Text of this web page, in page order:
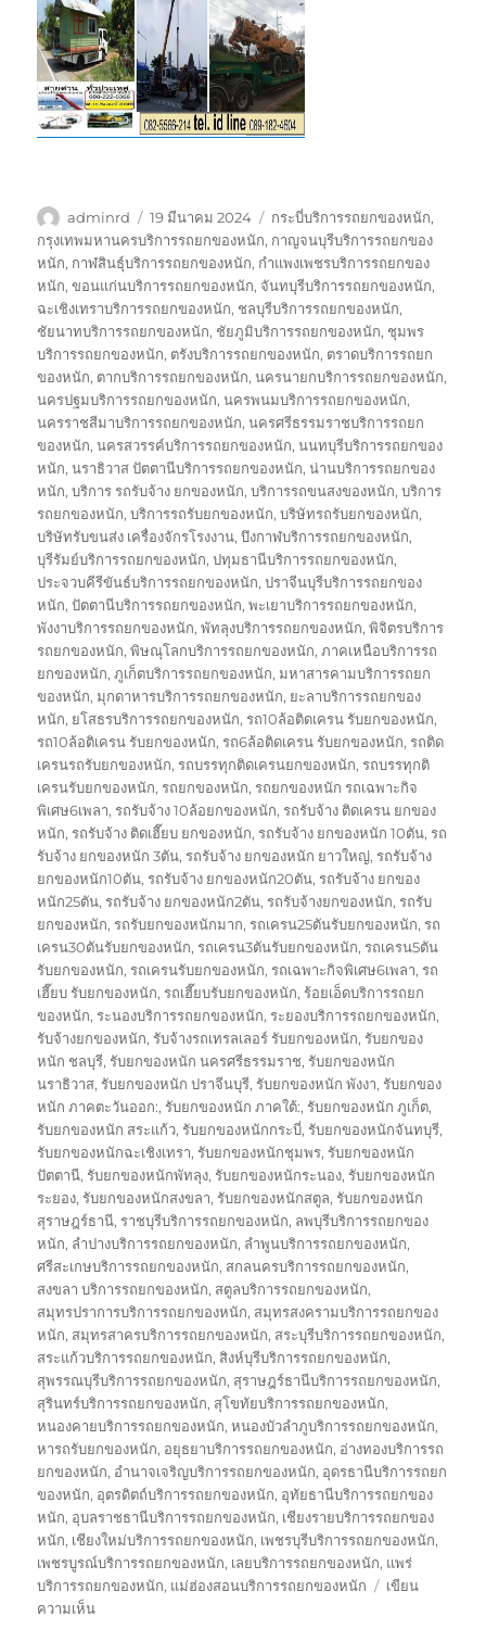
ผู้
เขียน
adminrd
เขียน
เมื่อ
19 มีนาคม 2024
ป้าย
กำกับ
กระบี่บริการรถยกของหนัก,
กรุงเทพมหานครบริการรถยกของหนัก, กาญจนบุรีบริการรถยกของ
หนัก, กาฬสินธุ์บริการรถยกของหนัก, กำแพงเพชรบริการรถยกของ
หนัก,ขอนแก่นบริการรถยกของหนัก, จันทบุรีบริการรถยกของหนัก,
ฉะเชิงเทราบริการรถยกของหนัก, ชลบุรีบริการรถยกของหนัก,
ชัยนาทบริการรถยกของหนัก, ชัยภูมิบริการรถยกของหนัก, ชุมพร
บริการรถยกของหนัก, ตรังบริการรถยกของหนัก, ตราดบริการรถยก
ของหนัก, ตากบริการรถยกของหนัก,นครนายกบริการรถยกของหนัก,
นครปฐมบริการรถยกของหนัก,นครพนมบริการรถยกของหนัก,
นครราชสีมาบริการรถยกของหนัก,นครศรีธรรมราชบริการรถยก
ของหนัก,นครสวรรค์บริการรถยกของหนัก,นนทบุรีบริการรถยกของ
หนัก,นราธิวาส ปัตตานีบริการรถยกของหนัก,น่านบริการรถยกของ
หนัก,บริการ รถรับจ้าง ยกของหนัก,บริการรถขนสงของหนัก,บริการ
รถยกของหนัก,บริการรถรับยกของหนัก,บริษัทรถรับยกของหนัก,
บริษัทรับขนส่ง เครื่องจักรโรงงาน,บึงกาฬบริการรถยกของหนัก,
บุรีรัมย์บริการรถยกของหนัก,ปทุมธานีบริการรถยกของหนัก,
ประจวบคีรีขันธ์บริการรถยกของหนัก,ปราจีนบุรีบริการรถยกของ
หนัก,ปัตตานีบริการรถยกของหนัก,พะเยาบริการรถยกของหนัก,
พังงาบริการรถยกของหนัก,พัทลุงบริการรถยกของหนัก,พิจิตรบริการ
รถยกของหนัก,พิษณุโลกบริการรถยกของหนัก,ภาคเหนือบริการรถ
ยกของหนัก,ภูเก็ตบริการรถยกของหนัก,มหาสารคามบริการรถยก
ของหนัก,มุกดาหารบริการรถยกของหนัก, ยะลาบริการรถยกของ
หนัก, ยโสธรบริการรถยกของหนัก,รถ10ล้อติดเครน รับยกของหนัก,
รถ10ล้อติเครน รับยกของหนัก,รถ6ล้อติดเครน รับยกของหนัก,รถติด
เครนรถรับยกของหนัก,รถบรรทุกติดเครนยกของหนัก,รถบรรทุกติ
เครนรับยกของหนัก,รถยกของหนัก,รถยกของหนัก รถเฉพาะกิจ
พิเศษ6เพลา,รถรับจ้าง 10ล้อยกของหนัก,รถรับจ้าง ติดเครน ยกของ
หนัก,รถรับจ้าง ติดเฮี๊ยบ ยกของหนัก,รถรับจ้าง ยกของหนัก 10ตัน,รถ
รับจ้าง ยกของหนัก 3ตัน,รถรับจ้าง ยกของหนัก ยาวใหญ่,รถรับจ้าง
ยกของหนัก10ตัน,รถรับจ้าง ยกของหนัก20ตัน,รถรับจ้าง ยกของ
หนัก25ตัน,รถรับจ้าง ยกของหนัก2ตัน,รถรับจ้างยกของหนัก,รถรับ
ยกของหนัก,รถรับยกของหนักมาก,รถเครน25ตันรับยกของหนัก,รถ
เครน30ตันรับยกของหนัก,รถเครน3ตันรับยกของหนัก,รถเครน5ตัน
รับยกของหนัก,รถเครนรับยกของหนัก,รถเฉพาะกิจพิเศษ6เพลา,รถ
เฮี๊ยบ รับยกของหนัก,รถเฮี๊ยบรับยกของหนัก,ร้อยเอ็ดบริการรถยก
ของหนัก,ระนองบริการรถยกของหนัก,ระยองบริการรถยกของหนัก,
รับจ้างยกของหนัก,รับจ้างรถเทรลเลอร์ รับยกของหนัก,รับยกของ
หนัก ชลบุรี,รับยกของหนัก นครศรีธรรมราช,รับยกของหนัก
นราธิวาส,รับยกของหนัก ปราจีนบุรี,รับยกของหนัก พังงา,รับยกของ
หนัก ภาคตะวันออก:,รับยกของหนัก ภาคใต้:,รับยกของหนัก ภูเก็ต,
รับยกของหนัก สระแก้ว,รับยกของหนักกระบี่,รับยกของหนักจันทบุรี,
รับยกของหนักฉะเชิงเทรา,รับยกของหนักชุมพร,รับยกของหนัก
ปัตตานี,รับยกของหนักพัทลุง,รับยกของหนักระนอง,รับยกของหนัก
ระยอง,รับยกของหนักสงขลา,รับยกของหนักสตูล,รับยกของหนัก
สุราษฎร์ธานี,ราชบุรีบริการรถยกของหนัก, ลพบุรีบริการรถยกของ
หนัก, ลำปางบริการรถยกของหนัก, ลำพูนบริการรถยกของหนัก,
ศรีสะเกษบริการรถยกของหนัก, สกลนครบริการรถยกของหนัก,
สงขลา บริการรถยกของหนัก, สตูลบริการรถยกของหนัก,
สมุทรปราการบริการรถยกของหนัก, สมุทรสงครามบริการรถยกของ
หนัก, สมุทรสาครบริการรถยกของหนัก, สระบุรีบริการรถยกของหนัก,
สระแก้วบริการรถยกของหนัก, สิงห์บุรีบริการรถยกของหนัก,
สุพรรณบุรีบริการรถยกของหนัก, สุราษฎร์ธานีบริการรถยกของหนัก,
สุรินทร์บริการรถยกของหนัก, สุโขทัยบริการรถยกของหนัก,
หนองคายบริการรถยกของหนัก,หนองบัวลำภูบริการรถยกของหนัก,
หารถรับยกของหนัก, อยุธยาบริการรถยกของหนัก, อ่างทองบริการรถ
ยกของหนัก, อำนาจเจริญบริการรถยกของหนัก, อุดรธานีบริการรถยก
ของหนัก, อุตรดิตถ์บริการรถยกของหนัก, อุทัยธานีบริการรถยกของ
หนัก, อุบลราชธานีบริการรถยกของหนัก, เชียงรายบริการรถยกของ
หนัก, เชียงใหม่บริการรถยกของหนัก, เพชรบุรีบริการรถยกของหนัก,
เพชรบูรณ์บริการรถยกของหนัก, เลยบริการรถยกของหนัก, แพร่
บริการรถยกของหนัก, แม่ฮ่องสอนบริการรถยกของหนัก
เขียน
ความเห็นบน